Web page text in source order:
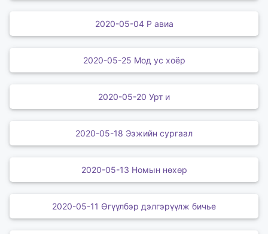
2020-05-04 Р авиа
2020-05-25 Мод ус хоёр
2020-05-20 Урт и
2020-05-18 Ээжийн сургаал
2020-05-13 Номын нөхөр
2020-05-11 Өгүүлбэр дэлгэрүүлж бичье